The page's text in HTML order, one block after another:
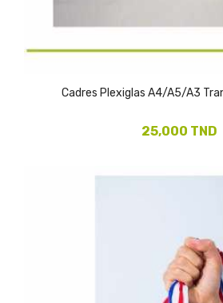
Cadres Plexiglas A4/A5/A3
25,000 TND